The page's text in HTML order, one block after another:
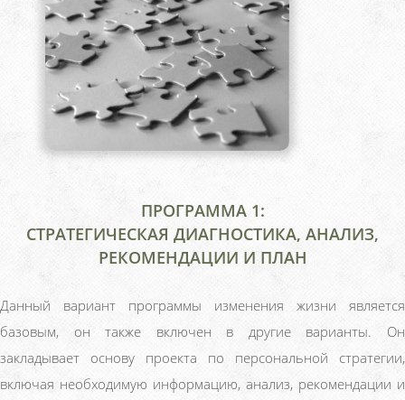
ПРОГРАММА 1:
СТРАТЕГИЧЕСКАЯ ДИАГНОСТИКА, АНАЛИЗ,
РЕКОМЕНДАЦИИ И ПЛАН
Данный вариант программы изменения жизни является
базовым, он также включен в другие варианты. Он
закладывает основу проекта по персональной стратегии,
включая необходимую информацию, анализ, рекомендации и